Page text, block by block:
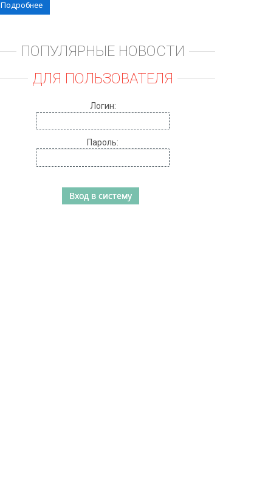
Подробнее
ПОПУЛЯРНЫЕ НОВОСТИ
ДЛЯ ПОЛЬЗОВАТЕЛЯ
Логин:
Пароль: